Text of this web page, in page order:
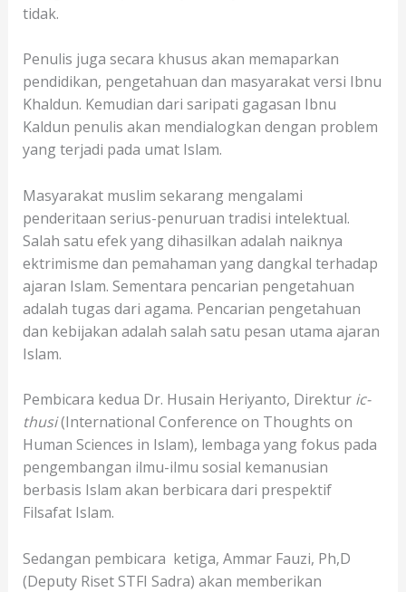
tidak.
Penulis juga secara khusus akan memaparkan
pendidikan, pengetahuan dan masyarakat versi Ibnu
Khaldun. Kemudian dari saripati gagasan Ibnu
Kaldun penulis akan mendialogkan dengan problem
yang terjadi pada umat Islam.
Masyarakat muslim sekarang mengalami
penderitaan serius-penuruan tradisi intelektual.
Salah satu efek yang dihasilkan adalah naiknya
ektrimisme dan pemahaman yang dangkal terhadap
ajaran Islam. Sementara pencarian pengetahuan
adalah tugas dari agama. Pencarian pengetahuan
dan kebijakan adalah salah satu pesan utama ajaran
Islam.
Pembicara kedua Dr. Husain Heriyanto, Direktur ic-
thusi(International Conference on Thoughts on
Human Sciences in Islam), lembaga yang fokus pada
pengembangan ilmu-ilmu sosial kemanusian
berbasis Islam akan berbicara dari prespektif
Filsafat Islam.
Sedangan pembicara ketiga, Ammar Fauzi, Ph,D
(Deputy Riset STFI Sadra) akan memberikan